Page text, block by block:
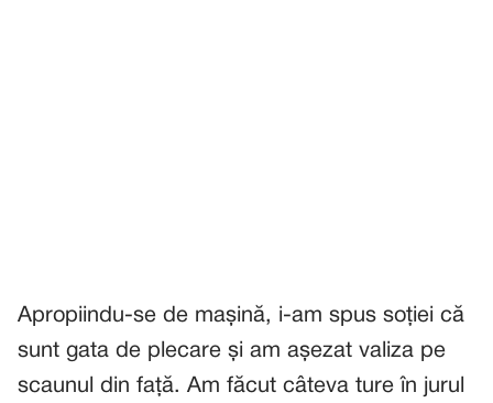
Apropiindu-se de mașină, i-am spus soției că
sunt gata de plecare și am așezat valiza pe
scaunul din față. Am făcut câteva ture în jurul